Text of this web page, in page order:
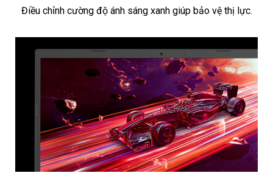
Điều chỉnh cường độ ánh sáng xanh giúp bảo vệ thị lực.